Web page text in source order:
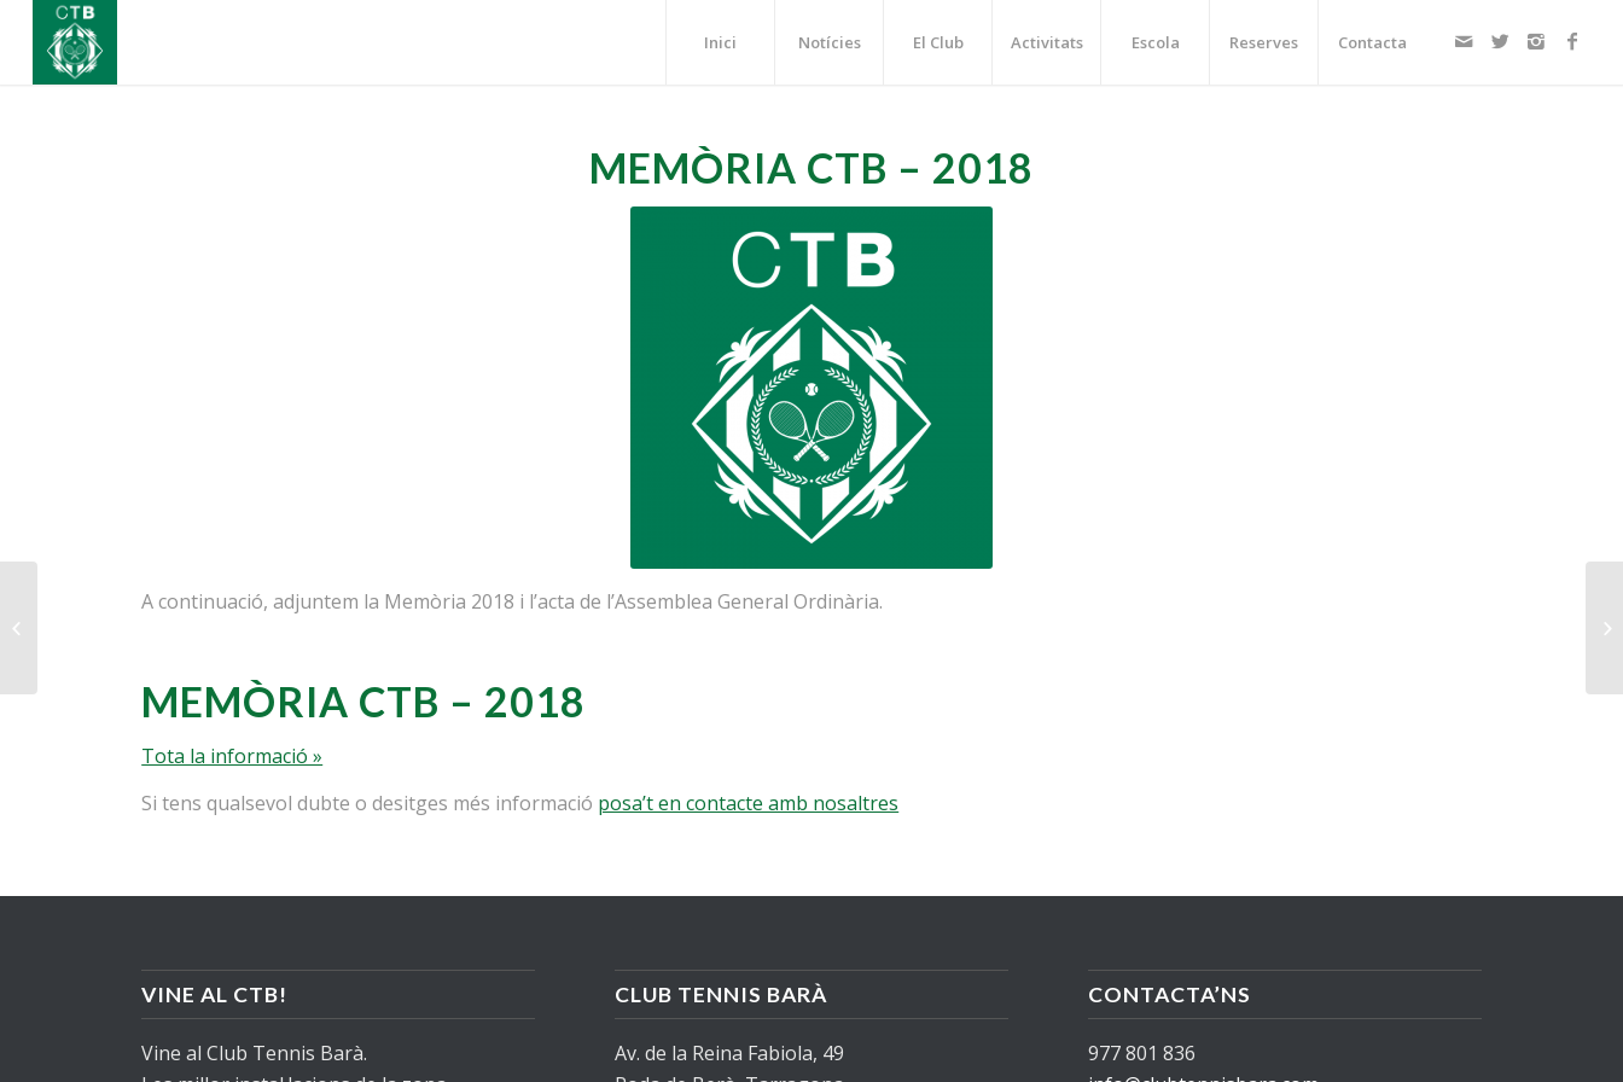
Inici Notícies El Club Activitats Escola Reserves Contacta
MEMÒRIA CTB – 2018
A continuació, adjuntem la Memòria 2018 i l’acta de l’Assemblea General Ordinària.
MEMÒRIA CTB – 2018
Tota la informació »
Si tens qualsevol dubte o desitges més informació posa’t en contacte amb nosaltres
VINE AL CTB!
Vine al Club Tennis Barà.
CLUB TENNIS BARÀ
Av. de la Reina Fabiola, 49
CONTACTA’NS
977 801 836
Open Nacional Tennis